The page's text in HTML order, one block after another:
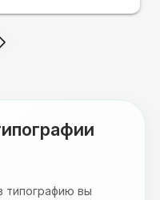
все мои вопросы.
типографию вы